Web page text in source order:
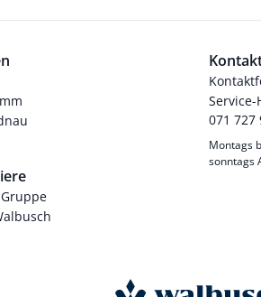
071 727
Montags
sonntags